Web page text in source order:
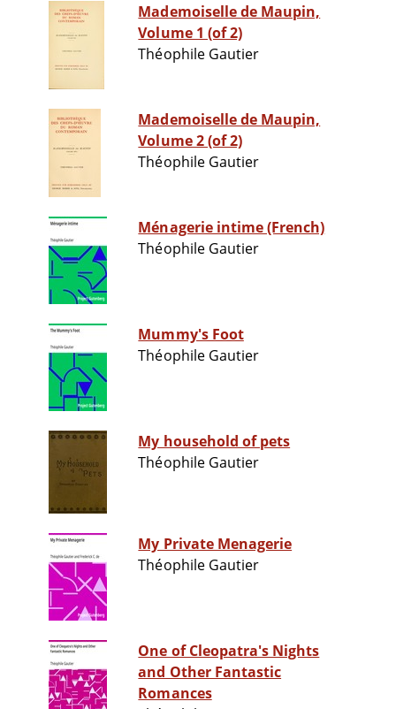
Mademoiselle de Maupin,
Volume 1 (of 2)
Théophile Gautier
Mademoiselle de Maupin,
Volume 2 (of 2)
Théophile Gautier
Ménagerie intime (French)
Théophile Gautier
Mummy's Foot
Théophile Gautier
My household of pets
Théophile Gautier
My Private Menagerie
Théophile Gautier
One of Cleopatra's Nights
and Other Fantastic
Romances